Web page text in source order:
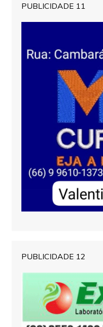
PUBLICIDADE 11
PUBLICIDADE 12